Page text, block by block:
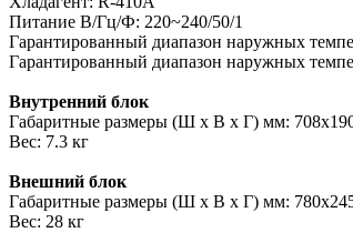
Питание В/Гц/Ф: 220~240/50/1
Гарантированный диапазон наружных
Гарантированный диапазон наружных
Внутренний блок
Габаритные размеры (Ш х В х Г) мм:
Вес: 7.3 кг
Внешний блок
Габаритные размеры (Ш х В х Г) мм:
Вес: 28 кг